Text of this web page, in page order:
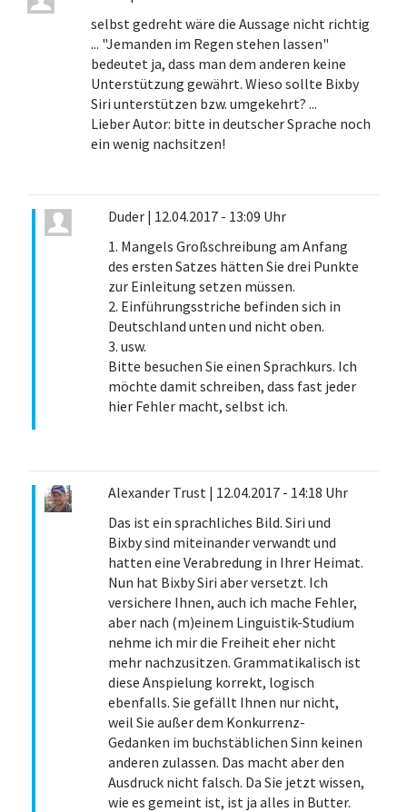
selbst gedreht wäre die Aussage nicht richtig
... "Jemanden im Regen stehen lassen"
bedeutet ja, dass man dem anderen keine
Unterstützung gewährt. Wieso sollte Bixby
Siri unterstützen bzw. umgekehrt? ...
Lieber Autor: bitte in deutscher Sprache noch
ein wenig nachsitzen!
Duder | 12.04.2017 - 13:09 Uhr
1. Mangels Großschreibung am Anfang
des ersten Satzes hätten Sie drei Punkte
zur Einleitung setzen müssen.
2. Einführungsstriche befinden sich in
Deutschland unten und nicht oben.
3. usw.
Bitte besuchen Sie einen Sprachkurs. Ich
möchte damit schreiben, dass fast jeder
hier Fehler macht, selbst ich.
Alexander Trust | 12.04.2017 - 14:18 Uhr
Das ist ein sprachliches Bild. Siri und
Bixby sind miteinander verwandt und
hatten eine Verabredung in Ihrer Heimat.
Nun hat Bixby Siri aber versetzt. Ich
versichere Ihnen, auch ich mache Fehler,
aber nach (m)einem Linguistik-Studium
nehme ich mir die Freiheit eher nicht
mehr nachzusitzen. Grammatikalisch ist
diese Anspielung korrekt, logisch
ebenfalls. Sie gefällt Ihnen nur nicht,
weil Sie außer dem Konkurrenz-
Gedanken im buchstäblichen Sinn keinen
anderen zulassen. Das macht aber den
Ausdruck nicht falsch. Da Sie jetzt wissen,
wie es gemeint ist, ist ja alles in Butter.